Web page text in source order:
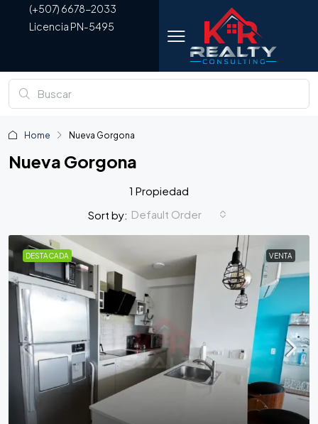
(+507) 6678-2033
Licencia PN-5495
Home Nueva Gorgona
Nueva Gorgona
1 Propiedad
Sort by: Default Order
DESTACADA VENTA